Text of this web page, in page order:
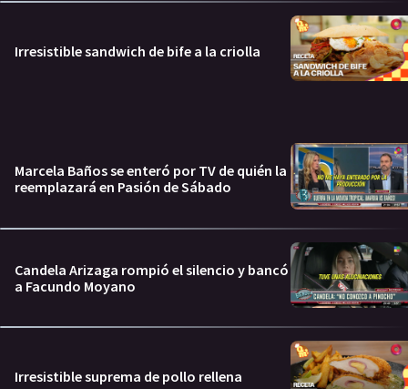
Irresistible sandwich de bife a la criolla
Marcela Baños se enteró por TV de quién la
reemplazará en Pasión de Sábado
Candela Arizaga rompió el silencio y bancó
a Facundo Moyano
Irresistible suprema de pollo rellena